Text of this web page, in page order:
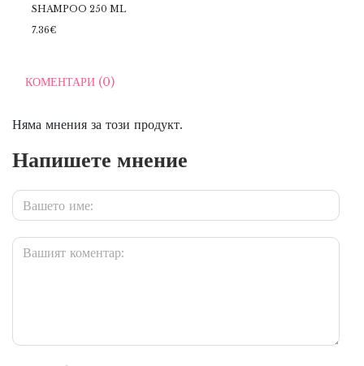
SHAMPOO 250 ML
7.36€
КОМЕНТАРИ (0)
Няма мнения за този продукт.
Напишете мнение